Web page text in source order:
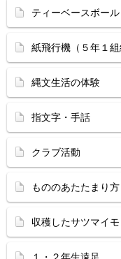
ティーベースボール
紙飛行機（５年１組
縄文生活の体験
指文字・手話
クラブ活動
もののあたたまり方
収穫したサツマイモ